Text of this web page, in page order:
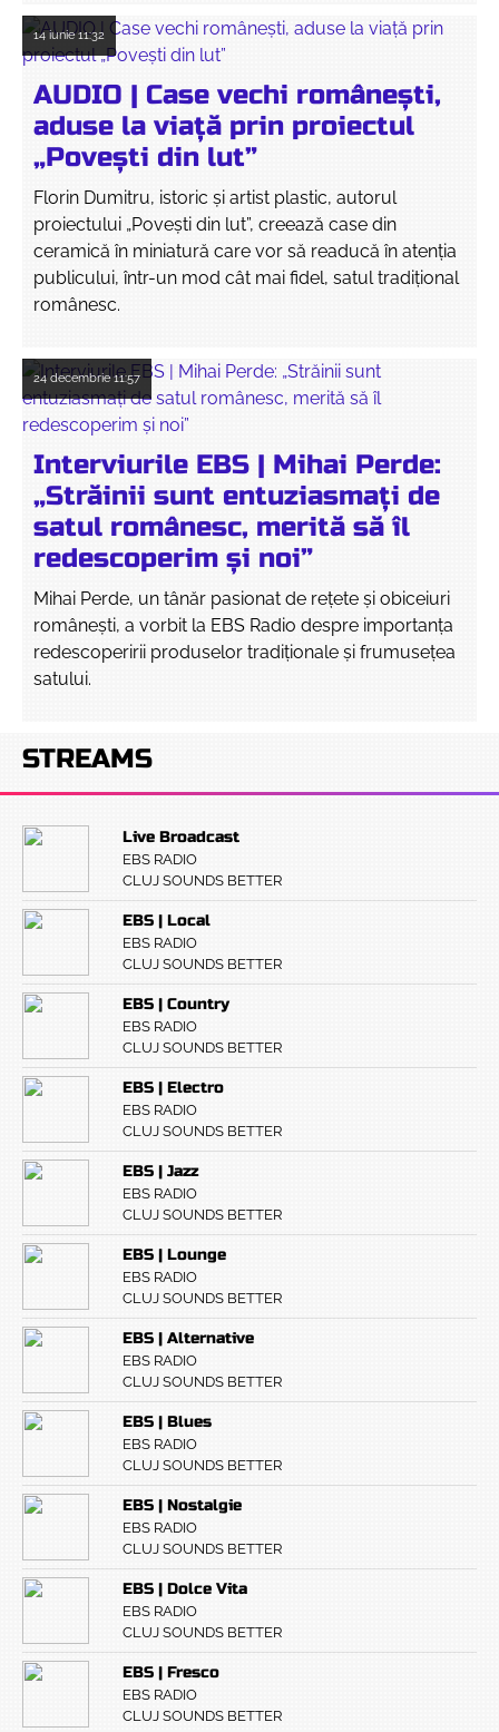
14 iunie11:32
AUDIO | Case vechi românești,
aduse la viață prin proiectul
„Povești din lut”
Florin Dumitru, istoric și artist plastic, autorul
proiectului „Povești din lut”, creează case din
ceramică în miniatură care vor să readucă în atenția
publicului, într-un mod cât mai fidel, satul tradițional
românesc.
24 decembrie11:57
Interviurile EBS | Mihai Perde:
„Străinii sunt entuziasmați de
satul românesc, merită să îl
redescoperim și noi”
Mihai Perde, un tânăr pasionat de rețete și obiceiuri
românești, a vorbit la EBS Radio despre importanța
redescoperirii produselor tradiționale și frumusețea
satului.
STREAMS
Live Broadcast
EBS RADIO
CLUJ SOUNDS BETTER
EBS | Local
EBS RADIO
CLUJ SOUNDS BETTER
EBS | Country
EBS RADIO
CLUJ SOUNDS BETTER
EBS | Electro
EBS RADIO
CLUJ SOUNDS BETTER
EBS | Jazz
EBS RADIO
CLUJ SOUNDS BETTER
EBS | Lounge
EBS RADIO
CLUJ SOUNDS BETTER
EBS | Alternative
EBS RADIO
CLUJ SOUNDS BETTER
EBS | Blues
EBS RADIO
CLUJ SOUNDS BETTER
EBS | Nostalgie
EBS RADIO
CLUJ SOUNDS BETTER
EBS | Dolce Vita
EBS RADIO
CLUJ SOUNDS BETTER
EBS | Fresco
EBS RADIO
CLUJ SOUNDS BETTER